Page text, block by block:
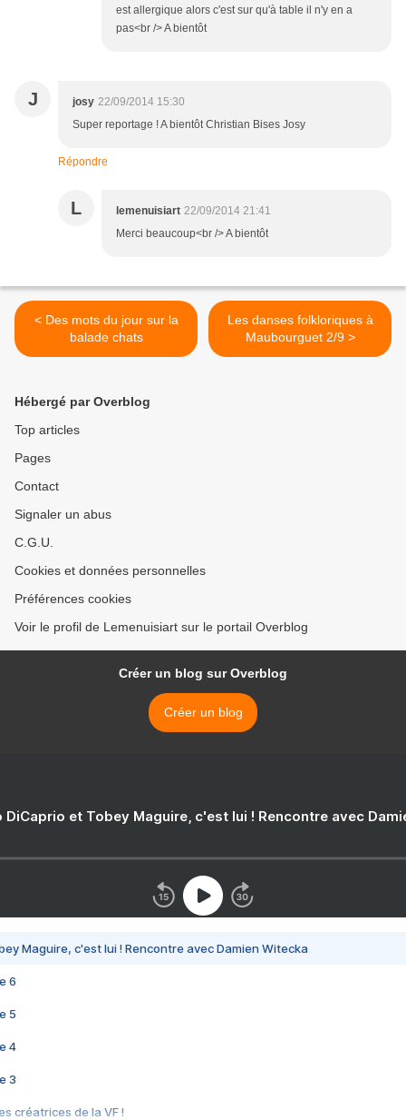
est allergique alors c'est sur qu'à table il n'y en a
pas<br /> A bientôt
J josy 22/09/2014 15:30
Super reportage ! A bientôt Christian Bises Josy
Répondre
L lemenuisiart 22/09/2014 21:41
Merci beaucoup<br /> A bientôt
< Des mots du jour sur la
balade chats
Les danses folkloriques à
Maubourguet 2/9 >
Hébergé par Overblog
Top articles
Pages
Contact
Signaler un abus
C.G.U.
Cookies et données personnelles
Préférences cookies
Voir le profil de Lemenuisiart sur le portail Overblog
Créer un blog sur Overblog
Créer un blog
DiCaprio et Tobey Maguire, c'est lui ! Rencontre avec
Maguire, c'est lui ! Rencontre avec Damien Witecka
6
5
4
3
créatrices de la VF !